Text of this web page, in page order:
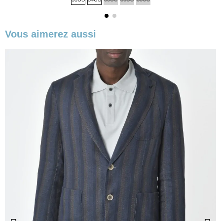
Vous aimerez aussi